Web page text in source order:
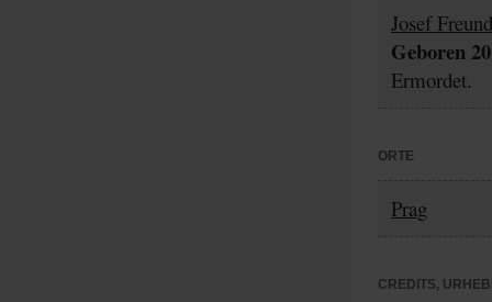
Josef Freund
Geboren
Ermordet.
ORTE
Prag
CREDITS,